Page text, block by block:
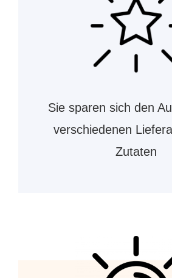
Sie sparen sich den
verschiedenen
Zutaten